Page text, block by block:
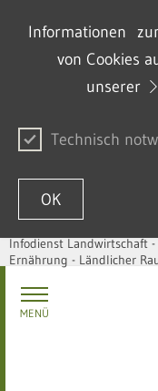
Informationen
von Cookies
unserer
Technisch
OK
Zum Inhalt
Infodienst Landwirtschaft -
Ernährung - Ländlicher
MENÜ